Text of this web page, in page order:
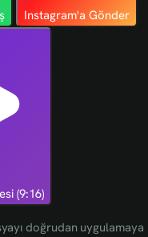
Instagram'a Gönder
(9:16)
doğrudan uygulamaya